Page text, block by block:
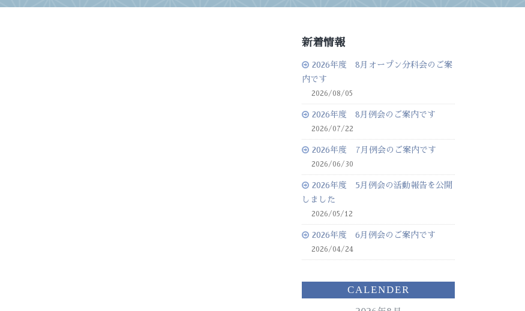
新着情報
2026年度 8月オープン分科会のご案
内です
2026/08/05
2026年度 8月例会のご案内です
2026/07/22
2026年度 7月例会のご案内です
2026/06/30
2026年度 5月例会の活動報告を公開
しました
2026/05/12
2026年度 6月例会のご案内です
2026/04/24
CALENDER